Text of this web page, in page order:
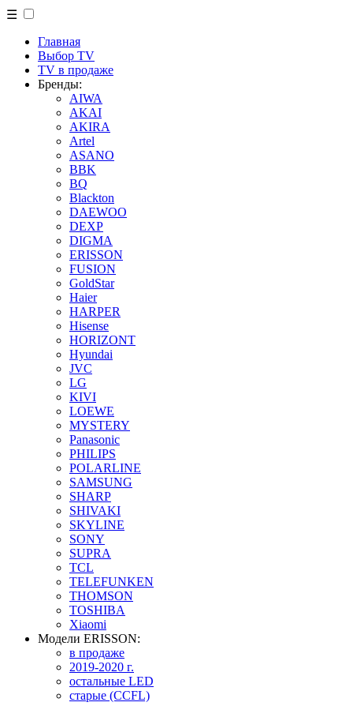
☰
Главная
Выбор TV
TV в продаже
Бренды:
AIWA
AKAI
AKIRA
Artel
ASANO
BBK
BQ
Blackton
DAEWOO
DEXP
DIGMA
ERISSON
FUSION
GoldStar
Haier
HARPER
Hisense
HORIZONT
Hyundai
JVC
LG
KIVI
LOEWE
MYSTERY
Panasonic
PHILIPS
POLARLINE
SAMSUNG
SHARP
SHIVAKI
SKYLINE
SONY
SUPRA
TCL
TELEFUNKEN
THOMSON
TOSHIBA
Xiaomi
Модели ERISSON:
в продаже
2019-2020 г.
остальные LED
старые (CCFL)